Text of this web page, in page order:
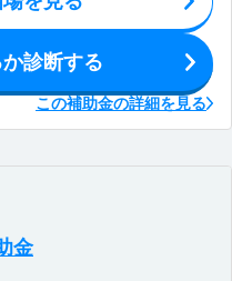
診断する
この補助金の詳細を見る
金